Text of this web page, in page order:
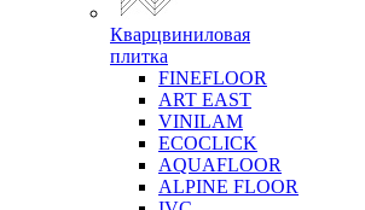
Кварцвиниловая
плитка
FINEFLOOR
ART EAST
VINILAM
ECOCLICK
AQUAFLOOR
ALPINE FLOOR